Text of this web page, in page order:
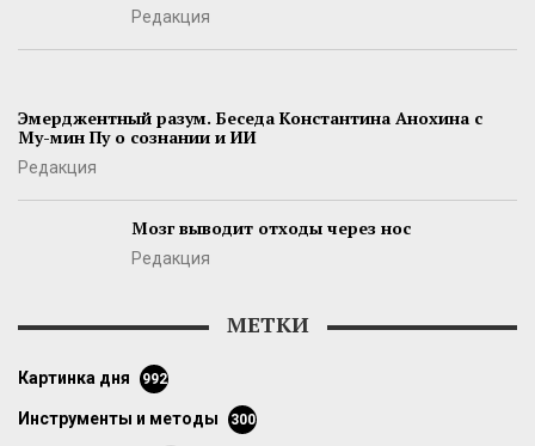
Редакция
Эмерджентный разум. Беседа Константина Анохина с
Му-мин Пу о сознании и ИИ
Редакция
Мозг выводит отходы через нос
Редакция
МЕТКИ
картинка дня 992
инструменты и методы 300